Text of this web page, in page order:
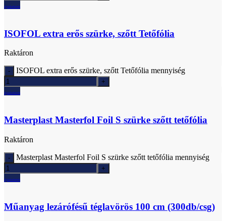
Ajánlatkérés
ISOFOL extra erős szürke, szőtt Tetőfólia
Raktáron
ISOFOL extra erős szürke, szőtt Tetőfólia mennyiség
Ajánlatkérés
Masterplast Masterfol Foil S szürke szőtt tetőfólia
Raktáron
Masterplast Masterfol Foil S szürke szőtt tetőfólia mennyiség
Ajánlatkérés
Műanyag lezárófésű téglavörös 100 cm (300db/csg)